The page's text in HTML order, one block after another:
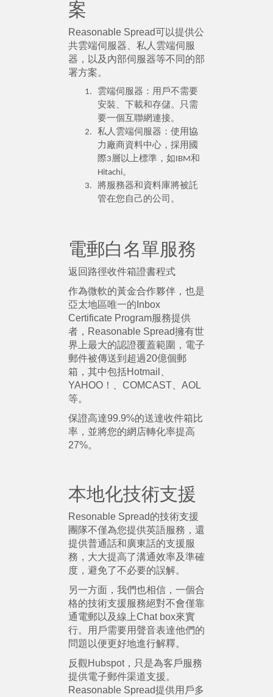
案
Reasonable Spread可以提供公
共雲端伺服器、私人雲端伺服
器，以及內部伺服器等不同的部
署方案。
雲端伺服器：用戶不需要
安裝、下載和存儲。只需
要一個互聯網連接。
私人雲端伺服器：使用協
力廠商資料中心，採用國
際3層以上標準，如IBM和
Hitachi。
將服務器和資料庫將被託
管在您自己的公司。
電郵白名單服務
返回路徑收件箱證書程式
作為微軟的黃金合作夥伴，也是
亞太地區唯一的Inbox
Certificate Program服務提供
者，Reasonable Spread擁有世
界上最大的認證覆蓋範圍，電子
郵件被傳送到超過20億個郵
箱，其中包括Hotmail、
YAHOO！、COMCAST、AOL
等。
保證高達99.9%的送達收件箱比
率，並將您的網店轉化率提高
27%。
本地化技術支援
Resonable Spread的技術支援
團隊不僅為您提供英語服務，還
提供普通話和廣東話的支援服
務，大大提高了溝通效率及準確
度，避免了不必要的誤解。
另一方面，我們也相信，一個合
格的技術支援服務絕對不會僅靠
通電郵以及線上Chat box來實
行。用戶需要用聲音表達他們的
問題以便更好地進行解釋。
反觀Hubspot，只是為客戶服務
提供電子郵件渠道支援。
Reasonable Spread提供用戶多